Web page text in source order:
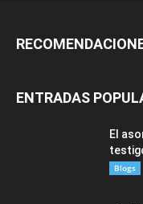
ENTRADAS
El
Blogs